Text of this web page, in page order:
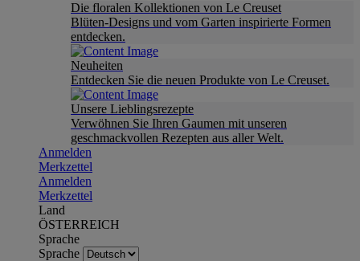
Die floralen Kollektionen von Le Creuset
Blüten-Designs und vom Garten inspirierte Formen
entdecken.
Neuheiten
Entdecken Sie die neuen Produkte von Le Creuset.
Unsere Lieblingsrezepte
Verwöhnen Sie Ihren Gaumen mit unseren
geschmackvollen Rezepten aus aller Welt.
Anmelden
Merkzettel
Anmelden
Merkzettel
Land
ÖSTERREICH
Sprache
Sprache